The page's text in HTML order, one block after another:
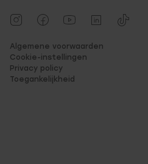
Algemene voorwaarden
Cookie-instellingen
Privacy policy
Toegankelijkheid